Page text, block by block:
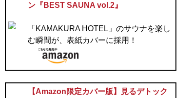
ン『BEST SAUNA vol.2』
「KAMAKURA HOTEL」のサウナを楽し
む瞬間が、表紙カバーに採用！
【Amazon限定カバー版】見るデトック